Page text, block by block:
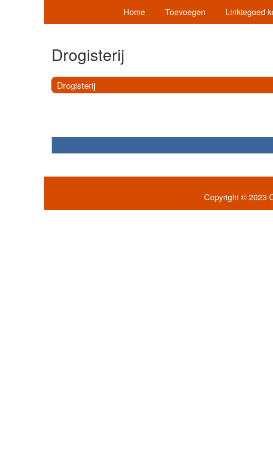
Home Toevoegen Linktegoed
Drogisterij
Drogisterij
Copyright © 2023